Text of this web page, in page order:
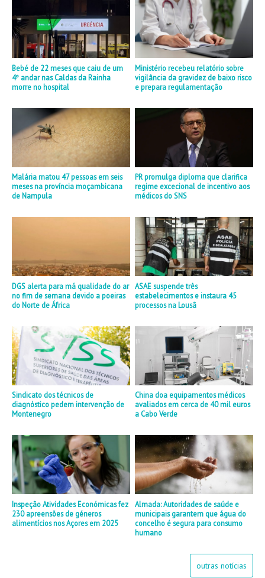
Bebé de 22 meses que caiu de um
4º andar nas Caldas da Rainha
morre no hospital
Ministério recebeu relatório sobre
vigilância da gravidez de baixo risco
e prepara regulamentação
Malária matou 47 pessoas em seis
meses na província moçambicana
de Nampula
PR promulga diploma que clarifica
regime excecional de incentivo aos
médicos do SNS
DGS alerta para má qualidade do ar
no fim de semana devido a poeiras
do Norte de África
ASAE suspende três
estabelecimentos e instaura 45
processos na Lousã
Sindicato dos técnicos de
diagnóstico pedem intervenção de
Montenegro
China doa equipamentos médicos
avaliados em cerca de 40 mil euros
a Cabo Verde
Inspeção Atividades Económicas fez
230 apreensões de géneros
alimentícios nos Açores em 2025
Almada: Autoridades de saúde e
municipais garantem que água do
concelho é segura para consumo
humano
outras notícias